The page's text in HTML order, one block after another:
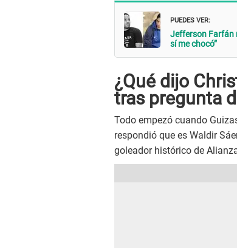
PUEDES VER:
Jefferson Farfán
sí me chocó”
¿Qué dijo
tras pregunta
Todo empezó cuando
respondió que es Waldir
goleador histórico de